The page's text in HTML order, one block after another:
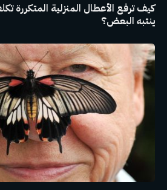
كيف ترفع الأعطال المنزلية المتكررة
ينتبه البعض؟